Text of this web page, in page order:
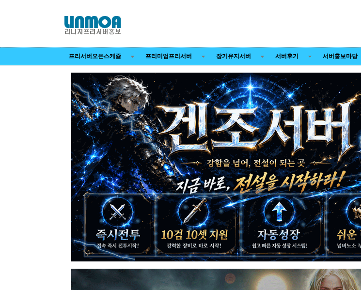
프리서버오픈스케쥴 프리미엄프리서버 장기유지서버 서버후기 서버홍보마당